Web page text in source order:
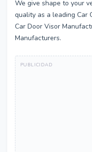
We give shape to your
quality as a leading Car
Car Door Visor
Manufacturers.